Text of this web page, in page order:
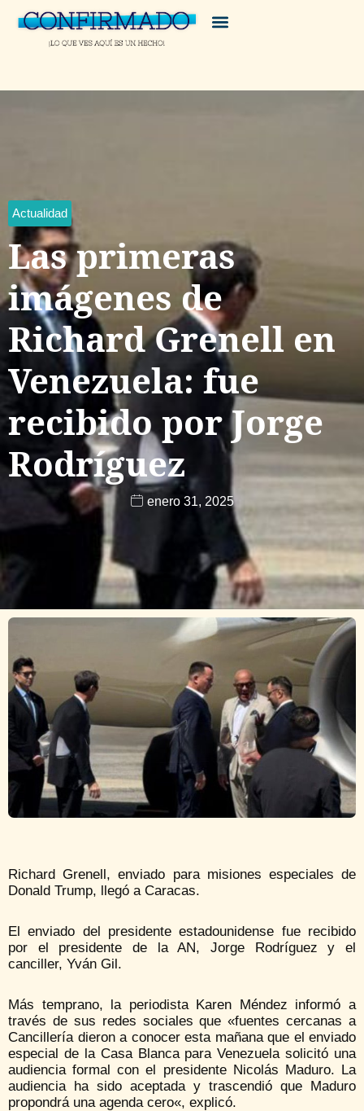
Actualidad
Las primeras
imágenes de
Richard Grenell en
Venezuela: fue
recibido por Jorge
Rodríguez
enero 31, 2025
Richard Grenell, enviado para misiones especiales de
Donald Trump, llegó a Caracas.
El enviado del presidente estadounidense fue recibido
por el presidente de la AN, Jorge Rodríguez y el
canciller, Yván Gil.
Más temprano, la periodista Karen Méndez informó a
través de sus redes sociales que «fuentes cercanas a
Cancillería dieron a conocer esta mañana que el enviado
especial de la Casa Blanca para Venezuela solicitó una
audiencia formal con el presidente Nicolás Maduro. La
audiencia ha sido aceptada y trascendió que Maduro
propondrá una agenda cero«, explicó.